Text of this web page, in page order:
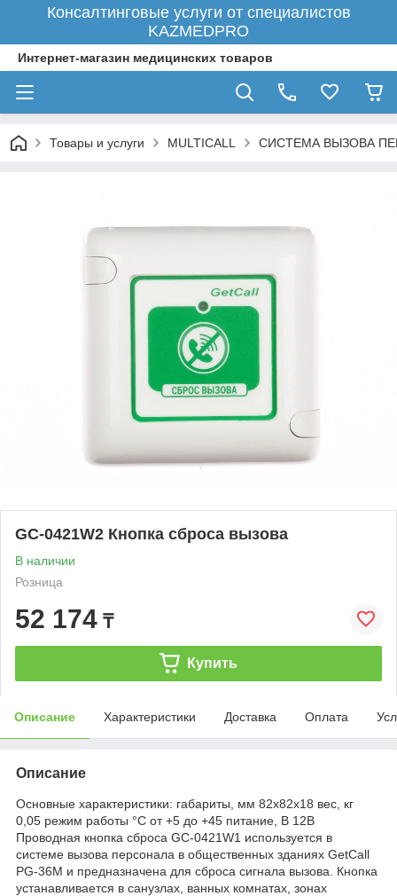
Консалтинговые услуги от специалистов
KAZMEDPRO
Интернет-магазин медицинских товаров
Товары и услуги MULTICALL СИСТЕМА ВЫЗОВА
GC-0421W2 Кнопка сброса вызова
В наличии
Розница
52 174 ₸
Купить
Описание Характеристики Доставка Оплата
Описание
Основные характеристики: габариты, мм 82х82х18 вес, кг
0,05 режим работы °С от +5 до +45 питание, В 12В
Проводная кнопка сброса GC-0421W1 используется в
системе вызова персонала в общественных зданиях GetCall
PG-36M и предназначена для сброса сигнала вызова. Кнопка
устанавливается в санузлах, ванных комнатах, зонах